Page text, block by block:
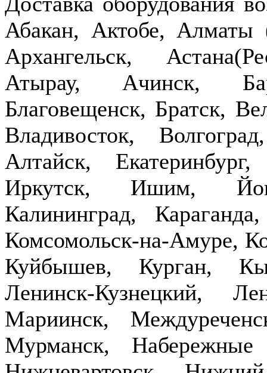
Абакан, Актобе,
Архангельск,
Атырау, Ачинск,
Благовещенск, Братск,
Владивосток,
Алтайск,
Иркутск, Ишим,
Калининград,
Комсомольск-на-Амуре,
Куйбышев, Курган,
Ленинск-Кузнецкий,
Мариинск,
Мурманск,